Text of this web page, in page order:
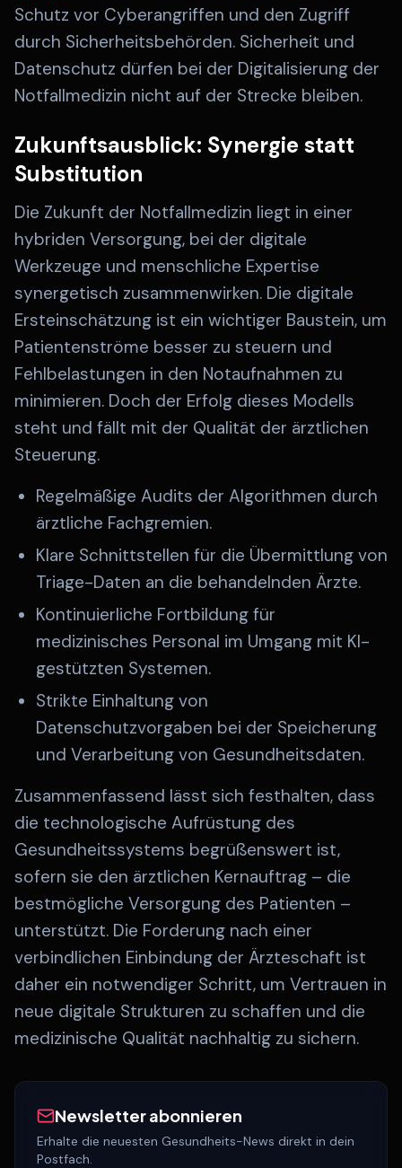
Schutz vor Cyberangriffen und den Zugriff
durch Sicherheitsbehörden. Sicherheit und
Datenschutz dürfen bei der Digitalisierung der
Notfallmedizin nicht auf der Strecke bleiben.
Zukunftsausblick: Synergie statt
Substitution
Die Zukunft der Notfallmedizin liegt in einer
hybriden Versorgung, bei der digitale
Werkzeuge und menschliche Expertise
synergetisch zusammenwirken. Die digitale
Ersteinschätzung ist ein wichtiger Baustein, um
Patientenströme besser zu steuern und
Fehlbelastungen in den Notaufnahmen zu
minimieren. Doch der Erfolg dieses Modells
steht und fällt mit der Qualität der ärztlichen
Steuerung.
Regelmäßige Audits der Algorithmen durch
ärztliche Fachgremien.
Klare Schnittstellen für die Übermittlung von
Triage-Daten an die behandelnden Ärzte.
Kontinuierliche Fortbildung für
medizinisches Personal im Umgang mit KI-
gestützten Systemen.
Strikte Einhaltung von
Datenschutzvorgaben bei der Speicherung
und Verarbeitung von Gesundheitsdaten.
Zusammenfassend lässt sich festhalten, dass
die technologische Aufrüstung des
Gesundheitssystems begrüßenswert ist,
sofern sie den ärztlichen Kernauftrag – die
bestmögliche Versorgung des Patienten –
unterstützt. Die Forderung nach einer
verbindlichen Einbindung der Ärzteschaft ist
daher ein notwendiger Schritt, um Vertrauen in
neue digitale Strukturen zu schaffen und die
medizinische Qualität nachhaltig zu sichern.
Newsletter abonnieren
Erhalte die neuesten Gesundheits-News direkt in dein
Postfach.